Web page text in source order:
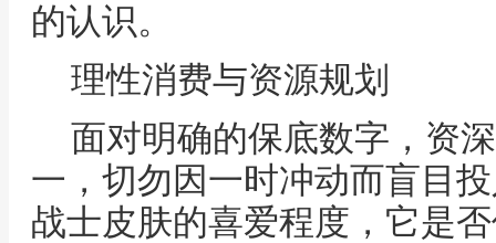
的认识。
理性消费与资源规划
面对明确的保底数字，资
一，切勿因一时冲动而盲目
战士皮肤的喜爱程度，它是